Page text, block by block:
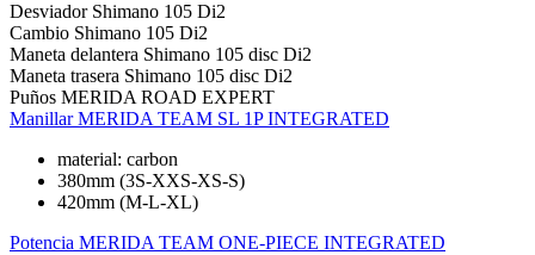
Desviador Shimano 105 Di2
Cambio Shimano 105 Di2
Maneta delantera Shimano 105 disc Di2
Maneta trasera Shimano 105 disc Di2
Puños MERIDA ROAD EXPERT
Manillar MERIDA TEAM SL 1P INTEGRATED
material: carbon
380mm (3S-XXS-XS-S)
420mm (M-L-XL)
Potencia MERIDA TEAM ONE-PIECE INTEGRATED